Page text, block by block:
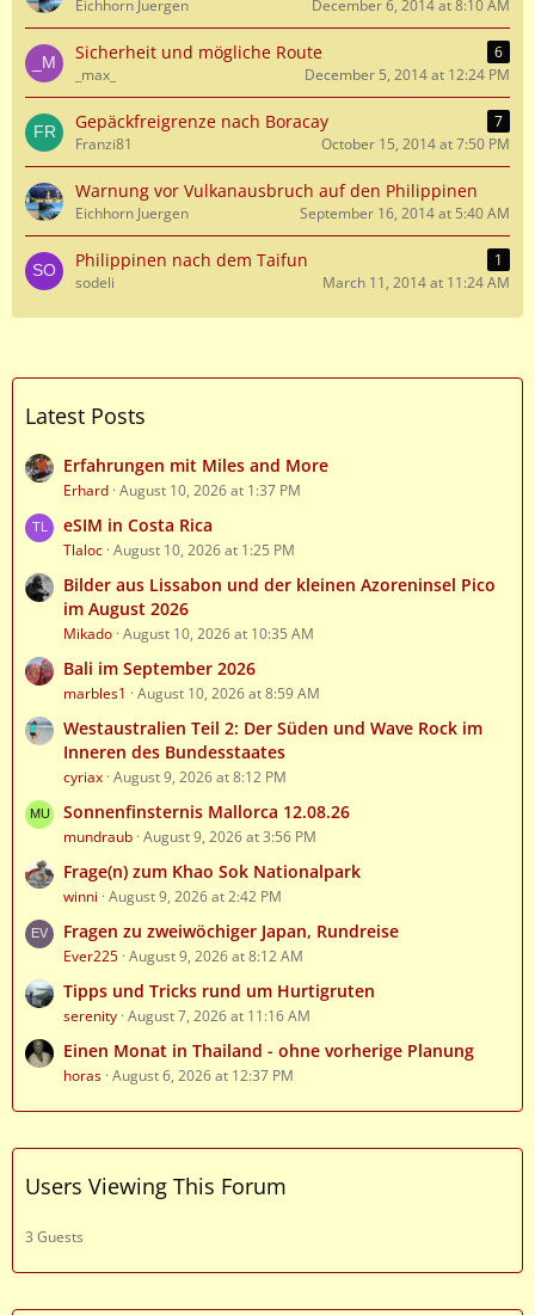
Eichhorn Juergen
December 6, 2014 at 8:10 AM
Sicherheit und mögliche Route
6
_max_
December 5, 2014 at 12:24 PM
Gepäckfreigrenze nach Boracay
7
Franzi81
October 15, 2014 at 7:50 PM
Warnung vor Vulkanausbruch auf den Philippinen
Eichhorn Juergen September 16, 2014 at 5:40 AM
Philippinen nach dem Taifun
1
sodeli
March 11, 2014 at 11:24 AM
Latest Posts
Erfahrungen mit Miles and More
Erhard August 10, 2026 at 1:37 PM
eSIM in Costa Rica
Tlaloc August 10, 2026 at 1:25 PM
Bilder aus Lissabon und der kleinen Azoreninsel Pico
im August 2026
Mikado August 10, 2026 at 10:35 AM
Bali im September 2026
marbles1 August 10, 2026 at 8:59 AM
Westaustralien Teil 2: Der Süden und Wave Rock im
Inneren des Bundesstaates
cyriax August 9, 2026 at 8:12 PM
Sonnenfinsternis Mallorca 12.08.26
mundraub August 9, 2026 at 3:56 PM
Frage(n) zum Khao Sok Nationalpark
winni August 9, 2026 at 2:42 PM
Fragen zu zweiwöchiger Japan, Rundreise
Ever225 August 9, 2026 at 8:12 AM
Tipps und Tricks rund um Hurtigruten
serenity August 7, 2026 at 11:16 AM
Einen Monat in Thailand - ohne vorherige Planung
horas August 6, 2026 at 12:37 PM
Users Viewing This Forum
3 Guests